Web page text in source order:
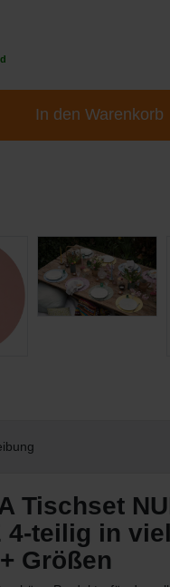
In den Warenkorb
Tischset
4-teilig in
Größen